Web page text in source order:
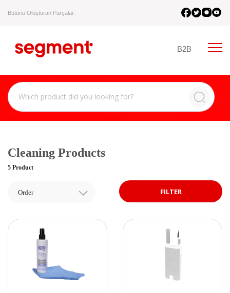
Bütünü Oluşturan Parçalar.
B2B
Cleaning Products
FILTER
5 Product
Order